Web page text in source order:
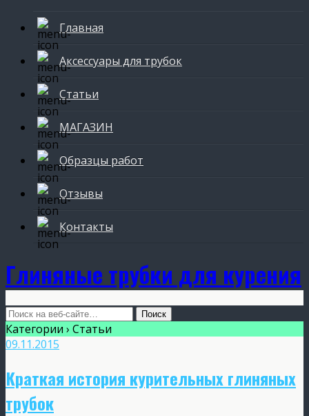
Главная
Аксессуары для трубок
Статьи
МАГАЗИН
Образцы работ
Отзывы
Контакты
Глиняные трубки для курения
Категории › Статьи
09.11.2015
Краткая история курительных глиняных
трубок